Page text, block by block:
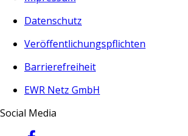
Datenschutz
Veröffentlichungspflichten
Barrierefreiheit
EWR Netz GmbH
Social Media